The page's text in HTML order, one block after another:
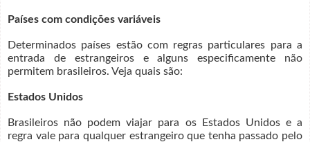
Países com condições variáveis
Determinados países estão com regras particulares para a
entrada de estrangeiros e alguns especificamente não
permitem brasileiros. Veja quais são:
Estados Unidos
Brasileiros não podem viajar para os Estados Unidos e a
regra vale para qualquer estrangeiro que tenha passado pelo